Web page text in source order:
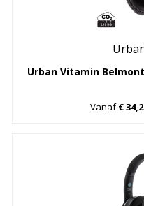
Urban Vitamin
Vanaf€